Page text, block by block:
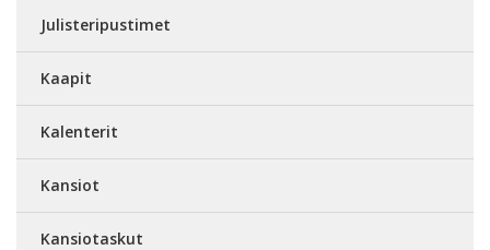
Julisteripustimet
Kaapit
Kalenterit
Kansiot
Kansiotaskut